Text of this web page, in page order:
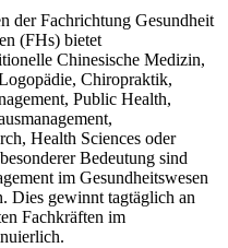
der Fachrichtung Gesundheit
(FHs) bietet
Chinesische Medizin,
Chiropraktik,
Public Health,
Health Sciences oder
Bedeutung sind
im Gesundheitswesen
Dies gewinnt tagtäglich an
Fachkräften im